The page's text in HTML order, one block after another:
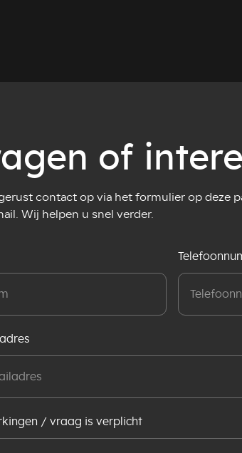
of
contact op via het formulier op deze
Wij helpen u snel verder.
/ vraag is verplicht